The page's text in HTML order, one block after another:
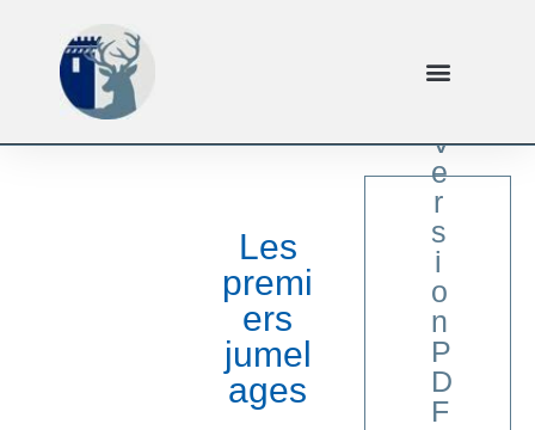
Les
premi
ers
jumel
ages
V
e
r
s
i
o
n
P
D
F
Cliquer